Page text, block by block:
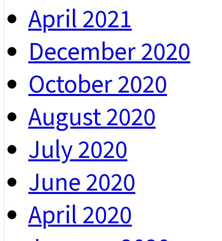
April 2021
December 2020
October 2020
August 2020
July 2020
June 2020
April 2020